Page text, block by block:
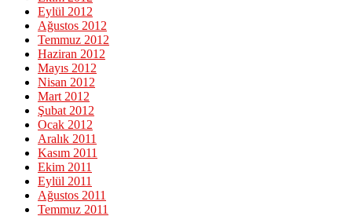
Eylül 2012
Ağustos 2012
Temmuz 2012
Haziran 2012
Mayıs 2012
Nisan 2012
Mart 2012
Şubat 2012
Ocak 2012
Aralık 2011
Kasım 2011
Ekim 2011
Eylül 2011
Ağustos 2011
Temmuz 2011